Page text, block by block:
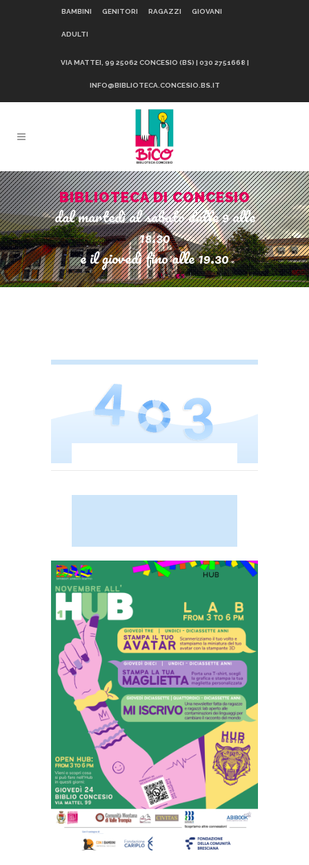
BAMBINI GENITORI RAGAZZI GIOVANI
ADULTI
VIA MATTEI, 99 25062 CONCESIO (BS) | 030 2751668 |
INFO@BIBLIOTECA.CONCESIO.BS.IT
BIBLIOTECA DI CONCESIO
dal martedì al sabato dalle 9 alle
18.30
e il giovedì fino alle 19.30